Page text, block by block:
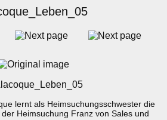
lernt als Heimsuchungsschwester die
Heimsuchung Franz von Sales und